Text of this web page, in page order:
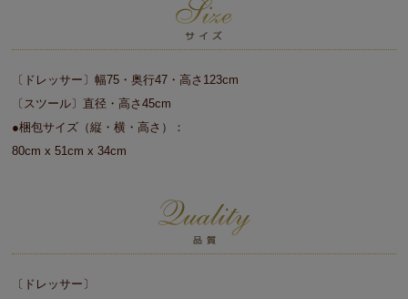
〔ドレッサー〕幅75・奥行47・高さ123cm
〔スツール〕直径・高さ45cm
●梱包サイズ（縦・横・高さ）：
80cm x 51cm x 34cm
〔ドレッサー〕